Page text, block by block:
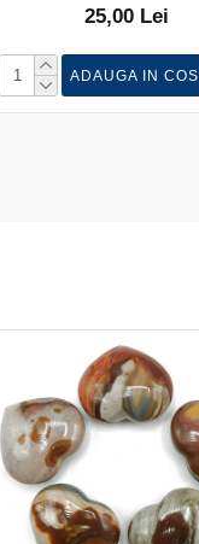
25,00 Lei
ADAUGA IN COS